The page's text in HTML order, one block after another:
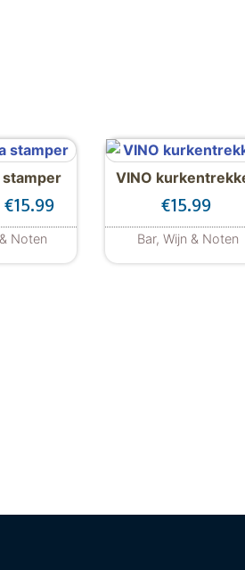
stamper
€15.99Prijsklasse: €10.99 tot
Noten
product heeft meerdere
VINO
€15.99
Bar, Wijn & Noten